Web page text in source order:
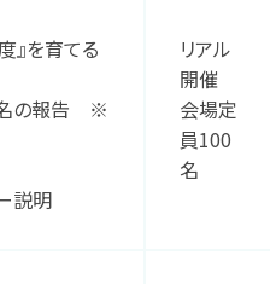
』を育てる
名の報告 ※
説明
リアル
開催
会場定
員100
名